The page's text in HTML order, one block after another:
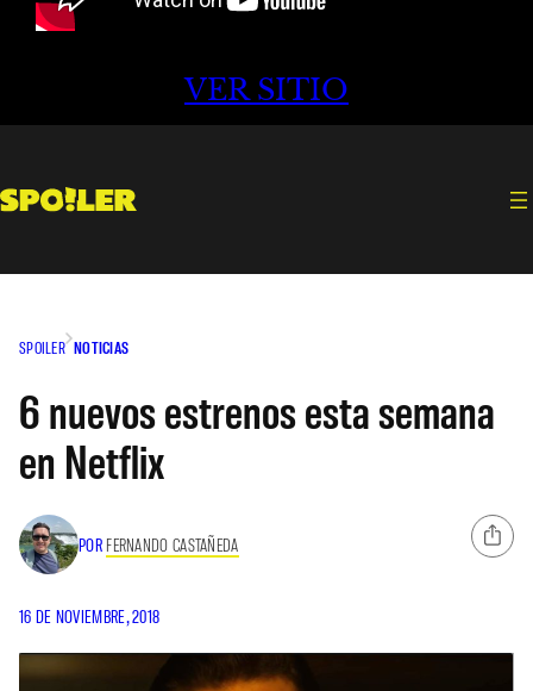
VER SITIO
SPOILER NOTICIAS
6 nuevos estrenos esta semana
en Netflix
POR FERNANDO CASTAÑEDA
16 DE NOVIEMBRE, 2018